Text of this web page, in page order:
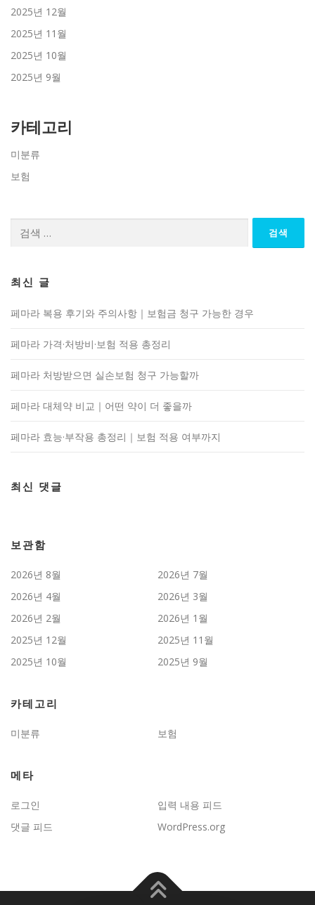
2025년 12월
2025년 11월
2025년 10월
2025년 9월
카테고리
미분류
보험
최신 글
페마라 복용 후기와 주의사항｜보험금 청구 가능한 경우
페마라 가격·처방비·보험 적용 총정리
페마라 처방받으면 실손보험 청구 가능할까
페마라 대체약 비교｜어떤 약이 더 좋을까
페마라 효능·부작용 총정리｜보험 적용 여부까지
최신 댓글
보관함
2026년 8월
2026년 7월
2026년 4월
2026년 3월
2026년 2월
2026년 1월
2025년 12월
2025년 11월
2025년 10월
2025년 9월
카테고리
미분류 보험
메타
로그인
입력 내용 피드
댓글 피드
WordPress.org